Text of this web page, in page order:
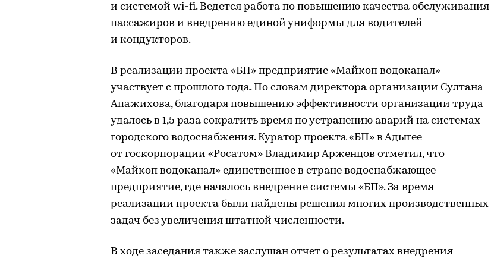
и системой wi-fi. Ведется работа по повышению качества обслуживания
пассажиров и внедрению единой униформы для водителей
и кондукторов.
В реализации проекта «БП» предприятие «Майкоп водоканал»
участвует с прошлого года. По словам директора организации Султана
Апажихова, благодаря повышению эффективности организации труда
удалось в 1,5 раза сократить время по устранению аварий на системах
городского водоснабжения. Куратор проекта «БП» в Адыгее
от госкорпорации «Росатом» Владимир Арженцов отметил, что
«Майкоп водоканал» единственное в стране водоснабжающее
предприятие, где началось внедрение системы «БП». За время
реализации проекта были найдены решения многих производственных
задач без увеличения штатной численности.
В ходе заседания также заслушан отчет о результатах внедрения